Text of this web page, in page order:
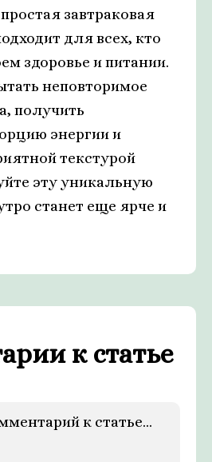
завтраковая
для всех, кто
здоровье и питании.
неповторимое
получить
энергии и
текстурой
эту уникальную
станет еще ярче и
к статье